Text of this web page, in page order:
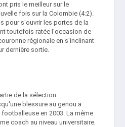
pris le meilleur sur le
fois sur la Colombie (4:2).
pour s'ouvrir les portes de la
toutefois ratée l'occasion de
régionale en s'inclinant
dernière sortie.
de la sélection
blessure au genou a
en 2003. La même
coach au niveau universitaire.